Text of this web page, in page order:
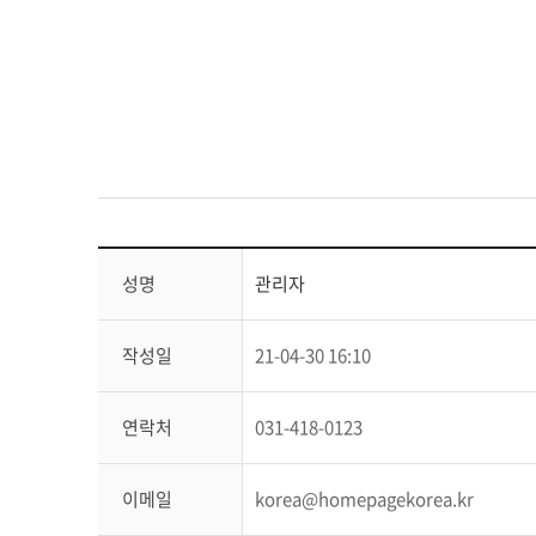
성명 관리자
작성일 21-04-30 16:10
연락처 031-418-0123
이메일 korea@homepagekorea.kr